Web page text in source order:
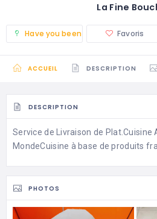
La Fine
Have you been there? (0)Favoris
ACCUEIL DESCRIPTION
DESCRIPTION
Service de Livraison de Plat.Cuisine
MondeCuisine à base de produits
PHOTOS